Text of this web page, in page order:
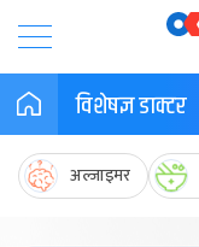
विशेषज्ञ डाक्टर
अल्जाइमर